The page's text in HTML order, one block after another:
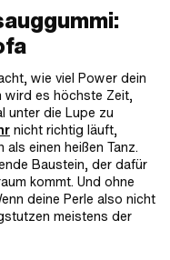
wie viel Power dein
wird es höchste Zeit,
unter die Lupe zu
nicht richtig läuft,
einen heißen Tanz.
Baustein, der dafür
kommt. Und ohne
deine Perle also nicht
meistens der